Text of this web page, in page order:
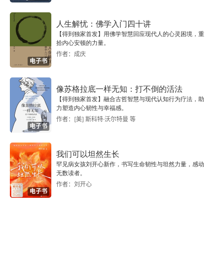
二十二 清代今文学与龚魏
二十三 康有为是今文学运动的中心
二十四 《大同书》是康有为的创作
二十五 梁启超的今文学派宣传运动
二十六 梁启超与康有为的分歧
二十七 晚清思想界一彗星——谭嗣同
二十八 清学正统派的殿军——章炳麟
二十九 晚清西洋思想之运动
电子书
人生解忧：佛学入门四十讲
【得到独家首发】用佛学智慧回应现代人的心灵困境，重
拾内心安顿的力量。
作者：成庆
电子书
像苏格拉底一样无知：打不倒的活法
【得到独家首发】融合古哲智慧与现代认知行为疗法，助
力塑造内心韧性与幸福感。
作者：[美] 斯科特·沃尔特曼 等
电子书
我们可以坦然生长
罕见病女孩刘开心新作，书写生命韧性与坦然力量，感动
无数读者。
作者：刘开心